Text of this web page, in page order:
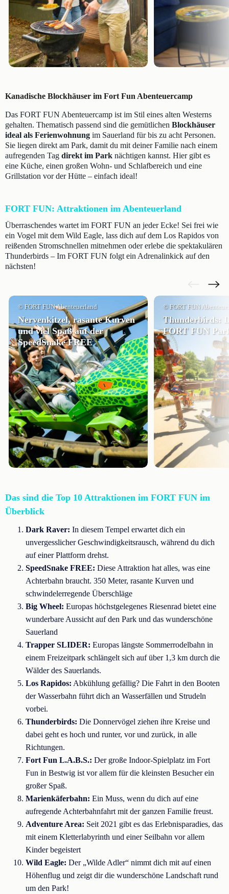
Kanadische Blockhäuser im Fort Fun Abenteuercamp
Das FORT FUN Abenteuercamp ist im Stil eines alten Westerns
gehalten. Thematisch passend sind die gemütlichen Blockhäuser
ideal als Ferienwohnung im Sauerland für bis zu acht Personen.
Sie liegen direkt am Park, damit du mit deiner Familie nach einem
aufregenden Tag direkt im Park nächtigen kannst. Hier gibt es
eine Küche, einen großen Wohn- und Schlafbereich und eine
Grillstation vor der Hütte – einfach ideal!
FORT FUN: Attraktionen im Abenteuerland
Überraschendes wartet im FORT FUN an jeder Ecke! Sei frei wie
ein Vogel mit dem Wild Eagle, lass dich auf dem Los Rapidos von
reißenden Stromschnellen mitnehmen oder erlebe die spektakulären
Thunderbirds – Im FORT FUN folgt ein Adrenalinkick auf den
nächsten!
© FORT FUN Abenteuerland
Nervenkitzel, rasante Kurven
und viel Spaß auf der
SpeedSnake FREE
© FORT FUN
Thunderbirds:
FORT FUN
Das sind die Top 10 Attraktionen im FORT FUN im
Überblick
Dark Raver: In diesem Tempel erwartet dich ein
unvergesslicher Geschwindigkeitsrausch, während du dich
auf einer Plattform drehst.
SpeedSnake FREE: Diese Attraktion hat alles, was eine
Achterbahn braucht. 350 Meter, rasante Kurven und
schwindelerregende Überschläge
Big Wheel: Europas höchstgelegenes Riesenrad bietet eine
wunderbare Aussicht auf den Park und das wunderschöne
Sauerland
Trapper SLIDER: Europas längste Sommerrodelbahn in
einem Freizeitpark schlängelt sich auf über 1,3 km durch die
Wälder des Sauerlands.
Los Rapidos: Abkühlung gefällig? Die Fahrt in den Booten
der Wasserbahn führt dich an Wasserfällen und Strudeln
vorbei.
Thunderbirds: Die Donnervögel ziehen ihre Kreise und
dabei geht es hoch und runter, vor und zurück, in alle
Richtungen.
Fort Fun L.A.B.S.: Der große Indoor-Spielplatz im Fort
Fun in Bestwig ist vor allem für die kleinsten Besucher ein
großer Spaß.
Marienkäferbahn: Ein Muss, wenn du dich auf eine
aufregende Achterbahnfahrt mit der ganzen Familie freust.
Adventure Area: Seit 2021 gibt es das Erlebnisparadies, das
mit einem Kletterlabyrinth und einer Seilbahn vor allem
Kinder begeistert
Wild Eagle: Der „Wilde Adler“ nimmt dich mit auf einen
Höhenflug und zeigt dir die wunderschöne Landschaft rund
um den Park!